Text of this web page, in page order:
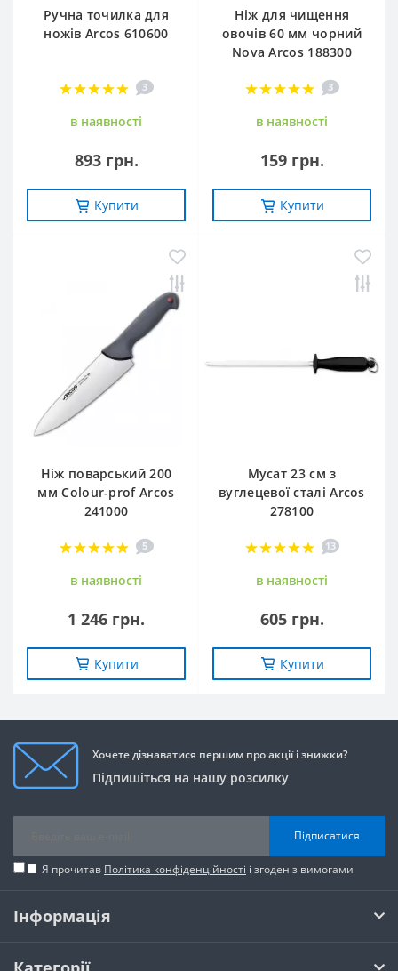
Ручна точилка для
ножів Arcos 610600
3
в наявностi
893 грн.
Купити
Ніж для чищення
овочів 60 мм чорний
Nova Arcos 188300
3
в наявностi
159 грн.
Купити
Ніж поварський 200
мм Сolour-prof Arcos
241000
5
в наявностi
1 246 грн.
Купити
Мусат 23 см з
вуглецевої сталі Arcos
278100
13
в наявностi
605 грн.
Купити
Хочете дізнаватися першим про акції і знижки?
Підпишіться на нашу розсилку
Підписатися
Я прочитав Політика конфіденційності і згоден з вимогами
Інформація